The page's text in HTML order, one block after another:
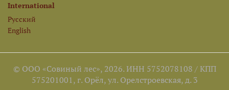
International
Русский
English
© ООО «Совиный лес», 2026. ИНН 5752078108 / КПП
575201001, г. Орёл, ул. Орелстроевская, д. 3